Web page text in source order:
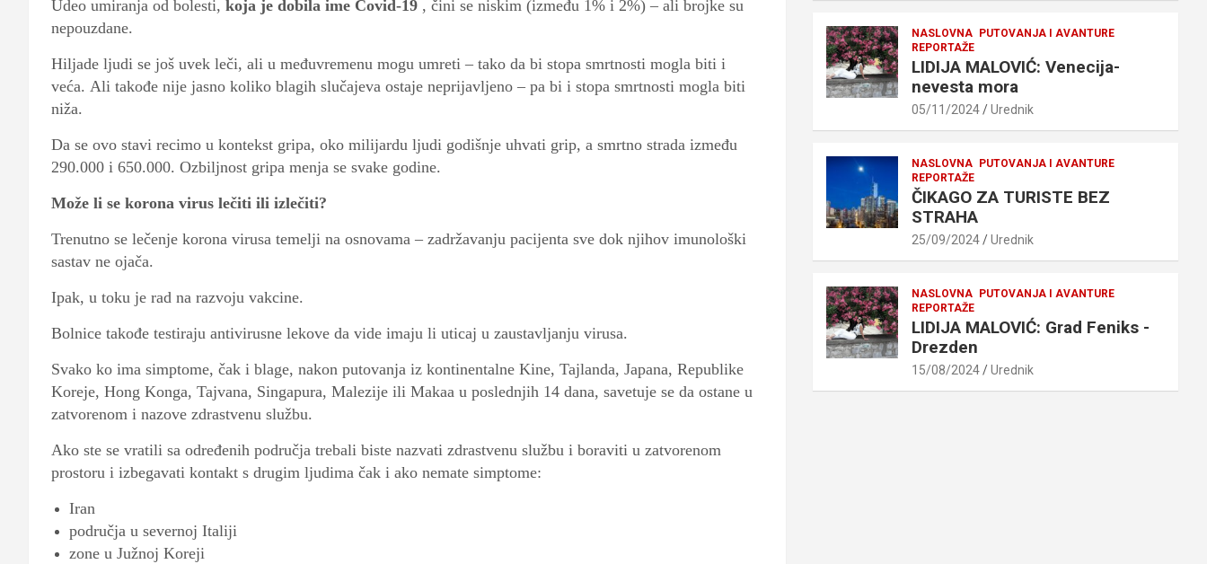
Udeo umiranja od bolesti, koja je dobila ime Covid-19 , čini se niskim (između 1% i 2%) – ali brojke su
nepouzdane.
Hiljade ljudi se još uvek leči, ali u međuvremenu mogu umreti – tako da bi stopa smrtnosti mogla biti i
veća. Ali takođe nije jasno koliko blagih slučajeva ostaje neprijavljeno – pa bi i stopa smrtnosti mogla biti
niža.
Da se ovo stavi recimo u kontekst gripa, oko milijardu ljudi godišnje uhvati grip, a smrtno strada između
290.000 i 650.000. Ozbiljnost gripa menja se svake godine.
Može li se korona virus lečiti ili izlečiti?
Trenutno se lečenje korona virusa temelji na osnovama – zadržavanju pacijenta sve dok njihov imunološki
sastav ne ojača.
Ipak, u toku je rad na razvoju vakcine.
Bolnice takođe testiraju antivirusne lekove da vide imaju li uticaj u zaustavljanju virusa.
Svako ko ima simptome, čak i blage, nakon putovanja iz kontinentalne Kine, Tajlanda, Japana, Republike
Koreje, Hong Konga, Tajvana, Singapura, Malezije ili Makaa u poslednjih 14 dana, savetuje se da ostane u
zatvorenom i nazove zdrastvenu službu.
Ako ste se vratili sa određenih područja trebali biste nazvati zdrastvenu službu i boraviti u zatvorenom
prostoru i izbegavati kontakt s drugim ljudima čak i ako nemate simptome:
Iran
područja u severnoj Italiji
zone u Južnoj Koreji
NASLOVNA
PUTOVANJA I AVANTURE
REPORTAŽE
LIDIJA MALOVIĆ: Venecija-
nevesta mora
05/11/2024 Urednik
NASLOVNA
PUTOVANJA I AVANTURE
REPORTAŽE
ČIKAGO ZA TURISTE BEZ
STRAHA
25/09/2024 Urednik
NASLOVNA
PUTOVANJA I AVANTURE
REPORTAŽE
LIDIJA MALOVIĆ: Grad Feniks -
Drezden
15/08/2024 Urednik